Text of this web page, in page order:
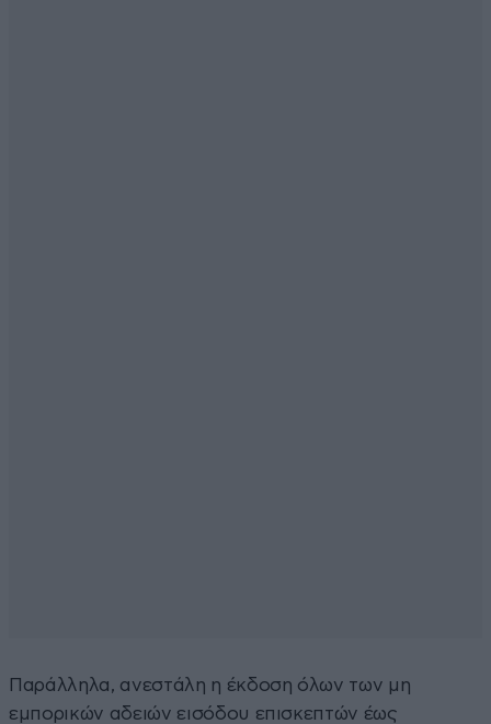
Παράλληλα, ανεστάλη η έκδοση όλων των μη
εμπορικών αδειών εισόδου επισκεπτών έως